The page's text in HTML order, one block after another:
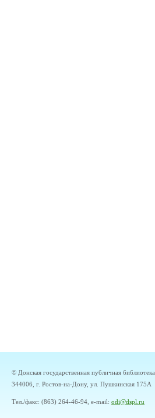
© Донская государственная публичная библиотека,
344006, г. Ростов-на-Дону, ул. Пушкинская 175А
Тел./факс: (863) 264-46-94, e-mail: odi@dspl.ru